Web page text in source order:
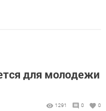
для молодежи
1291 0 0